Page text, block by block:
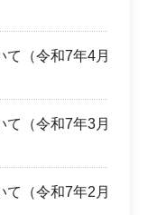
て（令和7年4月
て（令和7年3月
て（令和7年2月